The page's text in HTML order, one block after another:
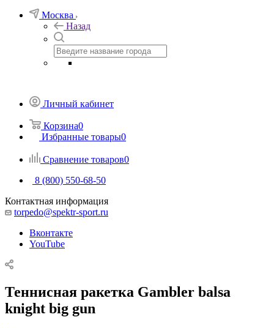
Москва
Назад
Личный кабинет
Корзина0
Избранные товары0
Сравнение товаров0
8 (800) 550-68-50
Контактная информация
torpedo@spektr-sport.ru
Вконтакте
YouTube
Теннисная ракетка Gambler balsa
knight big gun